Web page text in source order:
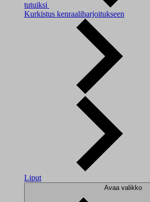
tutuiksi
Kurkistus kenraaliharjoitukseen
Liput
Avaa valikko